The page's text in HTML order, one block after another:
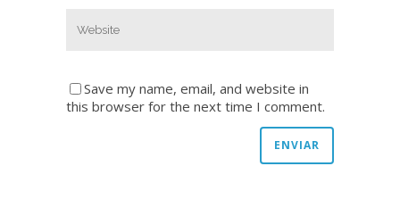
Save my name, email, and website in
this browser for the next time I comment.